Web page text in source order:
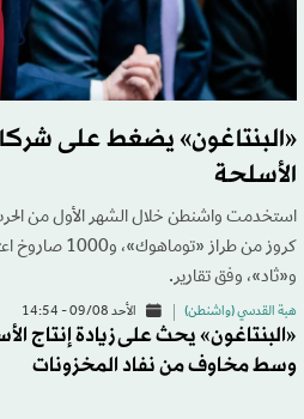
«البنتاغون» يضغط على شركات
الأسلحة
كروز من طراز
و«ثاد»، وفق تقارير.
هبة القدسي (واشنطن) الأحد 09/08 - 14:54
«البنتاغون» يحث على زيادة إنتاج
وسط مخاوف من نفاد المخزونات